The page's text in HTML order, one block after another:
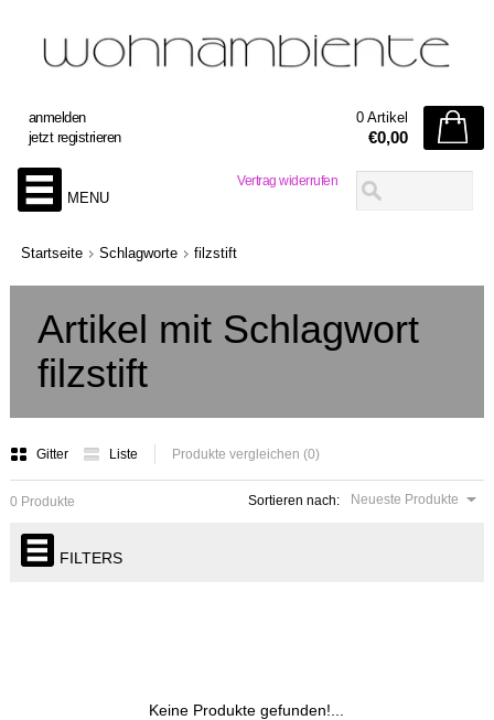
Vertrag widerrufen
anmelden
jetzt registrieren
0 Artikel
€0,00
MENU
Startseite Schlagworte filzstift
Artikel mit Schlagwort
filzstift
Gitter Liste Produkte vergleichen (0)
Sortieren nach: Neueste Produkte
0 Produkte
FILTERS
Keine Produkte gefunden!...